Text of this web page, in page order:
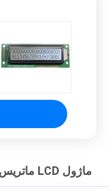
ماژول LCD ماتریس نقطه